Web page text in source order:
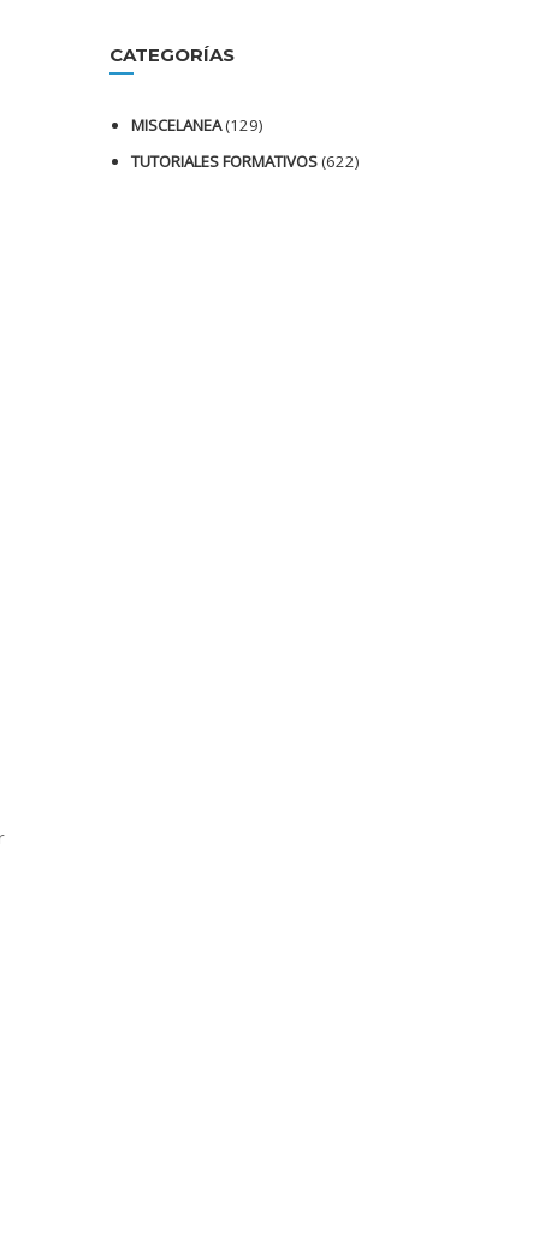
CATEGORÍAS
MISCELANEA(129)
TUTORIALES FORMATIVOS(622)